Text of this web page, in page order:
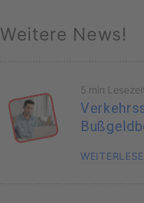
Weitere News!
5 min